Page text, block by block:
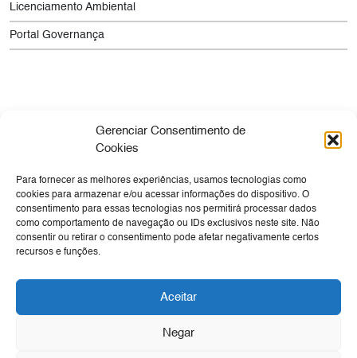
Gerenciar Consentimento de
Cookies
Para fornecer as melhores experiências, usamos tecnologias como
cookies para armazenar e/ou acessar informações do dispositivo. O
consentimento para essas tecnologias nos permitirá processar dados
como comportamento de navegação ou IDs exclusivos neste site. Não
consentir ou retirar o consentimento pode afetar negativamente certos
recursos e funções.
Aceitar
Negar
Licenciamento Ambiental
Portal Governança
Empresa Sua Viagem Cultura
Tecnologia
Expansão e Obras
Negócios
Canal de Denúncia
Ouvidoria